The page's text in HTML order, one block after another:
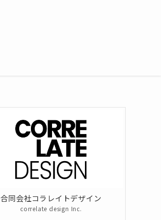
合同会社コラレイトデザイン
correlate design Inc.